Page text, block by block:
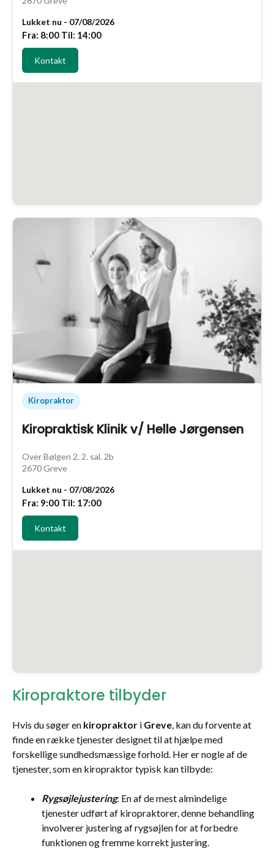
Lukket nu - 07/08/2026
Fra: 8:00 Til: 14:00
Kontakt
Kiropraktor
Kiropraktisk Klinik v/ Helle Jørgensen
Over Bølgen 2, 2. sal. 2b
2670 Greve
Lukket nu - 07/08/2026
Fra: 9:00 Til: 17:00
Kontakt
Kiropraktore tilbyder
Hvis du søger en kiropraktor i Greve, kan du forvente at
finde en række tjenester designet til at hjælpe med
forskellige sundhedsmæssige forhold. Her er nogle af de
tjenester, som en kiropraktor typisk kan tilbyde:
Rygsøjlejustering: En af de mest almindelige
tjenester udført af kiropraktorer, denne behandling
involverer justering af rygsøjlen for at forbedre
funktionen og fremme korrekt justering.